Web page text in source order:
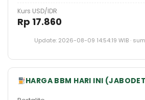
Kurs USD/IDR
Rp 17.860
Update: 2026-08-09 14:54:19 WIB ·
HARGA BBM HARI INI